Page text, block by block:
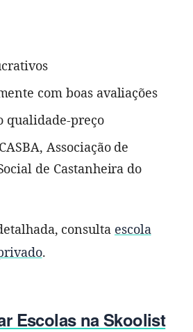
com boas avaliações
qualidade-preço
Associação de
de Castanheira do
consulta escola
.
Escolas na Skoolist